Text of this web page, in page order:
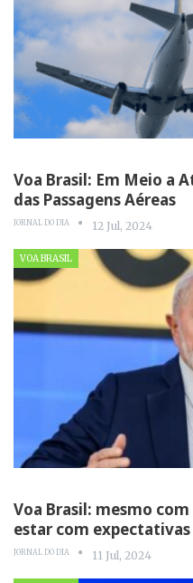
Voa Brasil: Em Meio a
das Passagens Aéreas
JORNAL DO DIA 12 Jul, 2024
VOA BRASIL
Voa Brasil: mesmo
estar com expectativas
JORNAL DO DIA 11 Jul, 2024